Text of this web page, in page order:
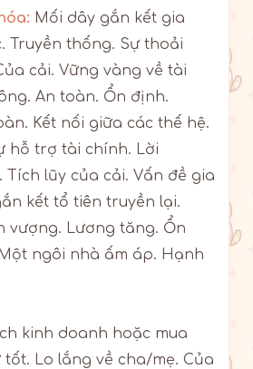
Mối dây gắn kết gia
Truyền thống. Sự thoải
cải. Vững vàng về tài
An toàn. Ổn định.
Kết nối giữa các thế hệ.
hỗ trợ tài chính. Lời
Tích lũy của cải. Vấn đề gia
kết tổ tiên truyền lại.
vượng. Lương tăng. Ổn
ngôi nhà ấm áp. Hạnh
kinh doanh hoặc mua
Lo lắng về cha/mẹ. Của